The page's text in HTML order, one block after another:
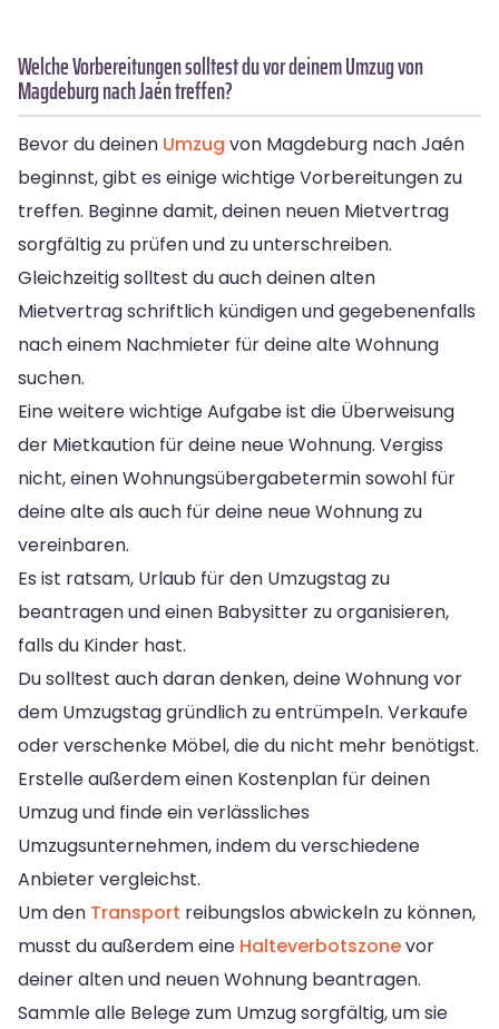
Welche Vorbereitungen solltest du vor deinem Umzug von
Magdeburg nach Jaén treffen?
Bevor du deinen Umzug von Magdeburg nach Jaén
beginnst, gibt es einige wichtige Vorbereitungen zu
treffen. Beginne damit, deinen neuen Mietvertrag
sorgfältig zu prüfen und zu unterschreiben.
Gleichzeitig solltest du auch deinen alten
Mietvertrag schriftlich kündigen und gegebenenfalls
nach einem Nachmieter für deine alte Wohnung
suchen.
Eine weitere wichtige Aufgabe ist die Überweisung
der Mietkaution für deine neue Wohnung. Vergiss
nicht, einen Wohnungsübergabetermin sowohl für
deine alte als auch für deine neue Wohnung zu
vereinbaren.
Es ist ratsam, Urlaub für den Umzugstag zu
beantragen und einen Babysitter zu organisieren,
falls du Kinder hast.
Du solltest auch daran denken, deine Wohnung vor
dem Umzugstag gründlich zu entrümpeln. Verkaufe
oder verschenke Möbel, die du nicht mehr benötigst.
Erstelle außerdem einen Kostenplan für deinen
Umzug und finde ein verlässliches
Umzugsunternehmen, indem du verschiedene
Anbieter vergleichst.
Um den Transport reibungslos abwickeln zu können,
musst du außerdem eine Halteverbotszonevor
deiner alten und neuen Wohnung beantragen.
Sammle alle Belege zum Umzug sorgfältig, um sie